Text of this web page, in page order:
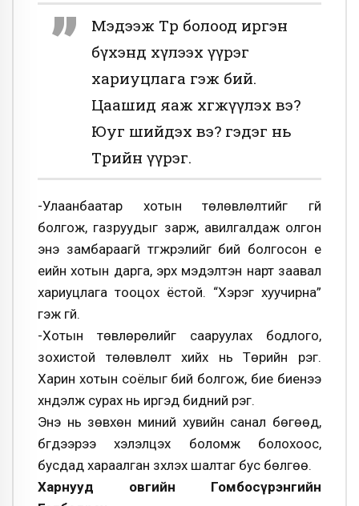
Мэдээж Тѳр болоод иргэн
бүхэнд хүлээх үүрэг
хариуцлага гэж бий.
Цаашид яаж хѳгжүүлэх вэ?
Юуг шийдэх вэ? гэдэг нь
Тѳрийн үүрэг.
-Улаанбаатар хотын тѳлѳвлѳлтийг үгүй
болгож, газруудыг зарж, авилгалдаж олгон
энэ замбараагүй түгжрэлийг бий болгосон үе
үеийн хотын дарга, эрх мэдэлтэн нарт заавал
хариуцлага тооцох ёстой. “Хэрэг хуучирна”
гэж үгүй.
-Хотын тѳвлѳрѳлийг сааруулах бодлого,
зохистой тѳлѳвлѳлт хийх нь Тѳрийн үүрэг.
Харин хотын соёлыг бий болгож, бие биенээ
хүндэлж сурах нь иргэд бидний үүрэг.
Энэ нь зѳвхѳн миний хувийн санал бѳгѳѳд,
бүгдээрээ хэлэлцэх боломж болохоос,
бусдад хараалган зүхүүлэх шалтаг бус бѳлгѳѳ.
Харнууд овгийн Гомбосүрэнгийн